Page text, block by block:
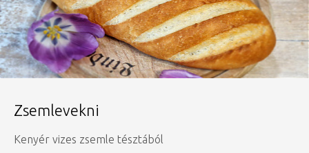
Zsemlevekni
Kenyér vizes zsemle tésztából